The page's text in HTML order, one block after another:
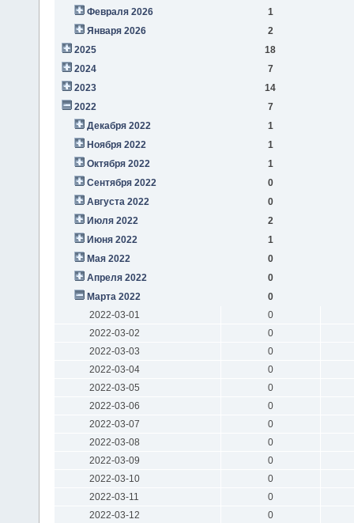
Февраля 2026
1
Января 2026
2
2025
18
2024
7
2023
14
2022
7
Декабря 2022
1
Ноября 2022
1
Октября 2022
1
Сентября 2022
0
Августа 2022
0
Июля 2022
2
Июня 2022
1
Мая 2022
0
Апреля 2022
0
Марта 2022
0
2022-03-01
0
2022-03-02
0
2022-03-03
0
2022-03-04
0
2022-03-05
0
2022-03-06
0
2022-03-07
0
2022-03-08
0
2022-03-09
0
2022-03-10
0
2022-03-11
0
2022-03-12
0